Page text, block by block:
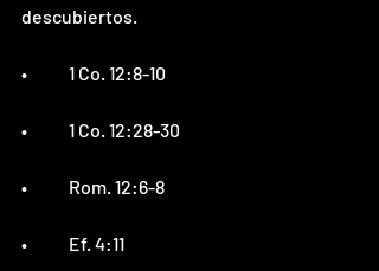
descubiertos.
•	1 Co. 12:8-10
•	1 Co. 12:28-30
•	Rom. 12:6-8
•	Ef. 4:11